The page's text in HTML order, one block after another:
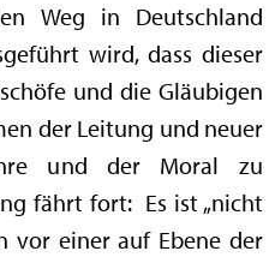
Weg in Deutschland
wird, dass dieser
und die Gläubigen
der Leitung und neuer
und der Moral zu
fährt fort: Es ist „nicht
vor einer auf Ebene der